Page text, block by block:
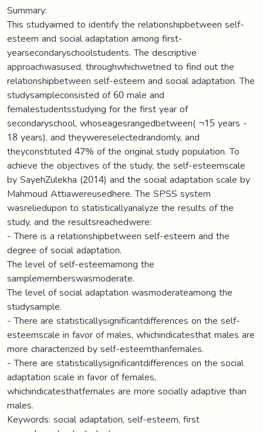
Summary:
This studyaimed to identify the relationshipbetween self-
esteem and social adaptation among first-
yearsecondaryschoolstudents. The descriptive
approachwasused, throughwhichwetried to find out the
relationshipbetween self-esteem and social adaptation. The
studysampleconsisted of 60 male and
femalestudentsstudying for the first year of
secondaryschool, whoseagesrangedbetween( ¬15 years -
18 years), and theywereselectedrandomly, and
theyconstituted 47% of the original study population. To
achieve the objectives of the study, the self-esteemscale
by SayehZulekha (2014) and the social adaptation scale by
Mahmoud Attiawereusedhere. The SPSS system
wasreliedupon to statisticallyanalyze the results of the
study, and the resultsreachedwere:
- There is a relationshipbetween self-esteem and the
degree of social adaptation.
The level of self-esteemamong the
samplememberswasmoderate.
The level of social adaptation wasmoderateamong the
studysample.
- There are statisticallysignificantdifferences on the self-
esteemscale in favor of males, whichindicatesthat males are
more characterized by self-esteemthanfemales.
- There are statisticallysignificantdifferences on the social
adaptation scale in favor of females,
whichindicatesthatfemales are more socially adaptive than
males.
Keywords: social adaptation, self-esteem, first